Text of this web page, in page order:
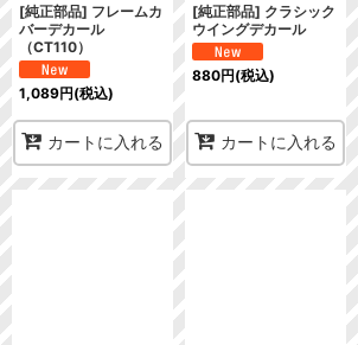
[純正部品] フレームカ
バーデカール
（CT110）
1,089円(税込)
カートに入れる
[純正部品] クラシック
ウイングデカール
880円(税込)
カートに入れる